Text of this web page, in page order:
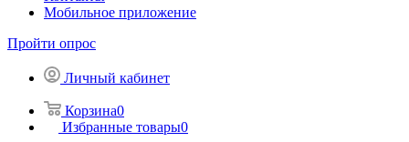
Мобильное приложение
Пройти опрос
Личный кабинет
Корзина0
Избранные товары0